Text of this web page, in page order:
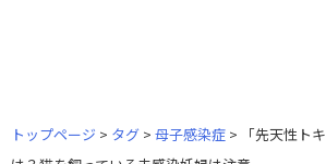
トップページ タグ 母子感染症
「先天性ト